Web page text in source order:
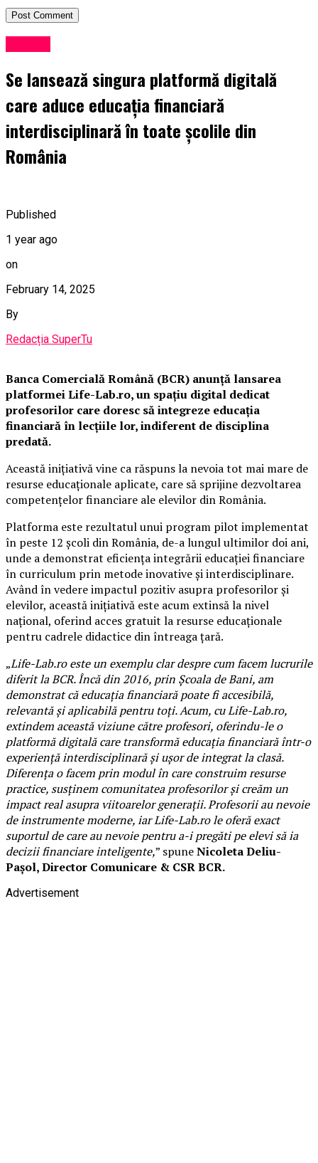
Se lansează singura platformă digitală
care aduce educația financiară
interdisciplinară în toate școlile din
România
Published
1 year ago
on
February 14, 2025
By
Redacția SuperTu
Banca Comercială Română (BCR) anunță lansarea
platformei Life-Lab.ro, un spațiu digital dedicat
profesorilor care doresc să integreze educația
financiară în lecțiile lor, indiferent de disciplina
predată.
Această inițiativă vine ca răspuns la nevoia tot mai mare de
resurse educaționale aplicate, care să sprijine dezvoltarea
competențelor financiare ale elevilor din România.
Platforma este rezultatul unui program pilot implementat
în peste 12 școli din România, de-a lungul ultimilor doi ani,
unde a demonstrat eficiența integrării educației financiare
în curriculum prin metode inovative și interdisciplinare.
Având în vedere impactul pozitiv asupra profesorilor și
elevilor, această inițiativă este acum extinsă la nivel
național, oferind acces gratuit la resurse educaționale
pentru cadrele didactice din întreaga țară.
„Life-Lab.ro este un exemplu clar despre cum facem lucrurile
diferit la BCR. Încă din 2016, prin Școala de Bani, am
demonstrat că educația financiară poate fi accesibilă,
relevantă și aplicabilă pentru toți. Acum, cu Life-Lab.ro,
extindem această viziune către profesori, oferindu-le o
platformă digitală care transformă educația financiară într-o
experiență interdisciplinară și ușor de integrat la clasă.
Diferența o facem prin modul în care construim resurse
practice, susținem comunitatea profesorilor și creăm un
impact real asupra viitoarelor generații. Profesorii au nevoie
de instrumente moderne, iar Life-Lab.ro le oferă exact
suportul de care au nevoie pentru a-i pregăti pe elevi să ia
decizii financiare inteligente,” spuneNicoleta Deliu-
Pașol, Director Comunicare & CSR BCR.
Advertisement